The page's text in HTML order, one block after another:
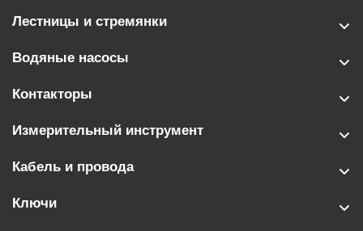
Лестницы и стремянки
Водяные насосы
Контакторы
Измерительный инструмент
Кабель и провода
Ключи